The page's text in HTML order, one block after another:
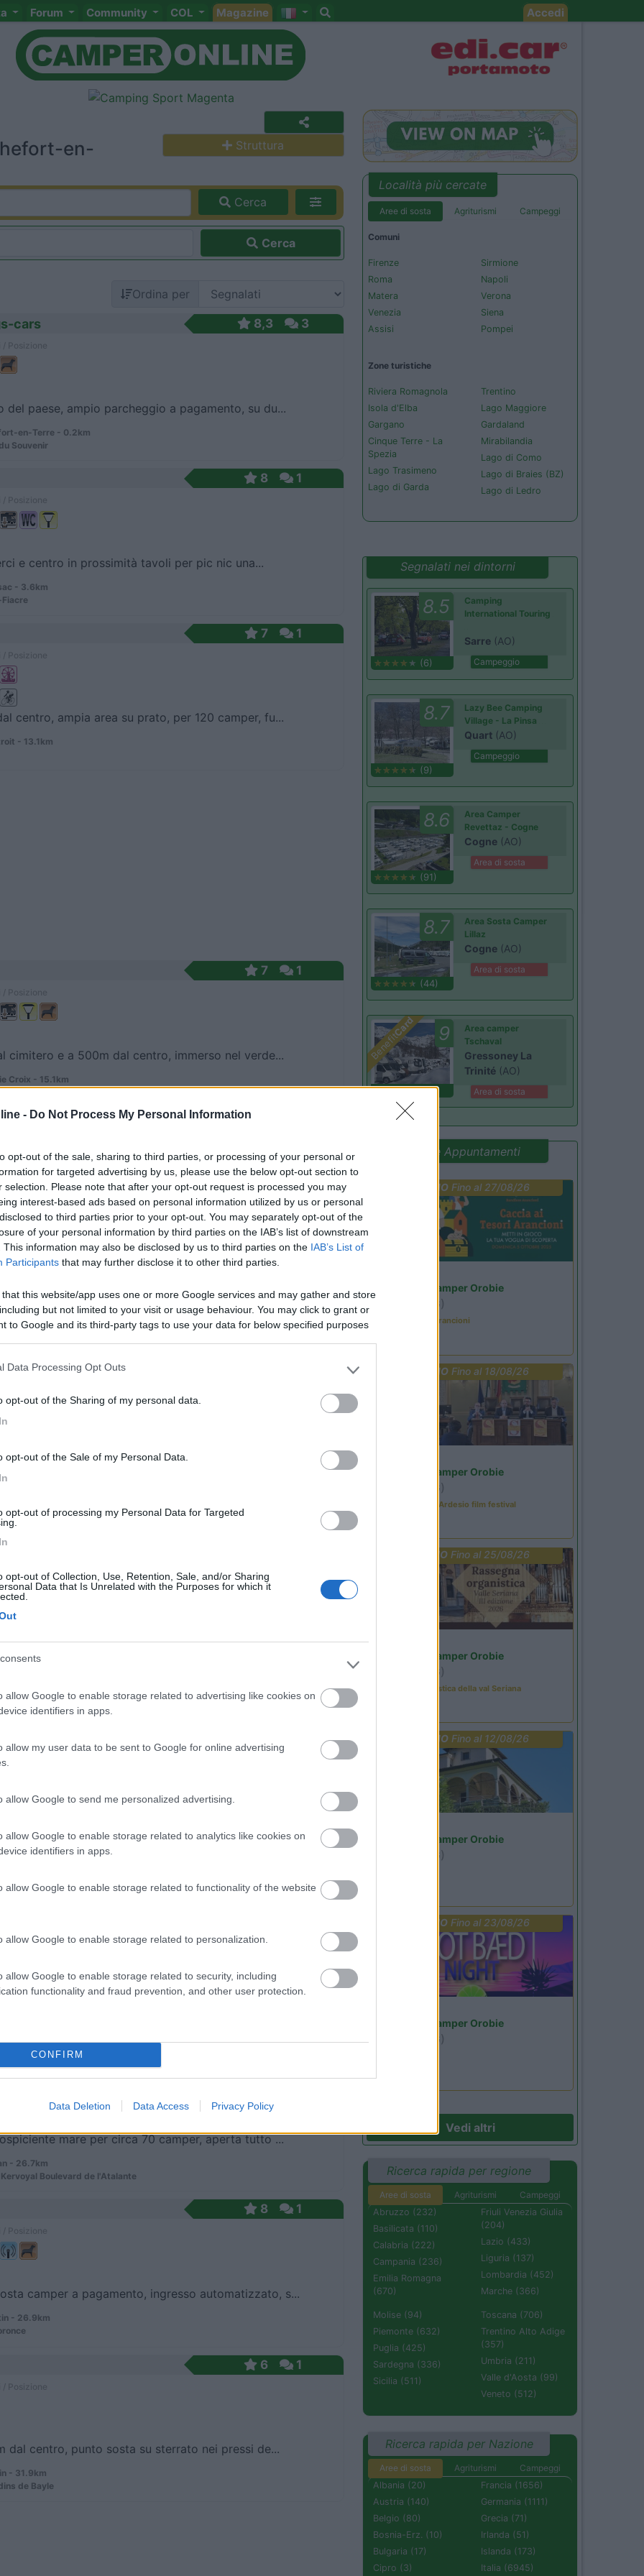
- Do Not Process My Personal Information
opt-out of the sale, sharing to third parties, or processing of your personal or
for targeted advertising by us, please use the below opt-out section to
selection. Please note that after your opt-out request is processed you may
interest-based ads based on personal information utilized by us or personal
to third parties prior to your opt-out. You may separately opt-out of the
of your personal information by third parties on the IAB’s list of downstream
This information may also be disclosed by us to third parties on the IAB’s List of
Participants that may further disclose it to other third parties.
that this website/app uses one or more Google services and may gather and store
but not limited to your visit or usage behaviour. You may click to grant or
to Google and its third-party tags to use your data for below specified purposes
Data Processing Opt Outs
opt-out of the Sharing of my personal data.
opt-out of the Sale of my Personal Data.
opt-out of processing my Personal Data for Targeted
opt-out of Collection, Use, Retention, Sale, and/or Sharing
Data that Is Unrelated with the Purposes for which it
allow Google to enable storage related to advertising like cookies on
identifiers in apps.
allow my user data to be sent to Google for online advertising
allow Google to send me personalized advertising.
allow Google to enable storage related to analytics like cookies on
identifiers in apps.
allow Google to enable storage related to functionality of the website
allow Google to enable storage related to personalization.
allow Google to enable storage related to security, including
functionality and fraud prevention, and other user protection.
CONFIRM
Data Deletion Data Access Privacy Policy
Forum Community COL Magazine Accedi
en-
Struttura
Cerca
Cerca
Ordina per
cars 8,3 3
del paese, ampio parcheggio a pagamento, su du...
en-Terre - 0.2km
Souvenir
8 1
e centro in prossimità tavoli per pic nic una...
- 3.6km
7 1
centro, ampia area su prato, per 120 camper, fu...
- 13.1km
7 1
cimitero e a 500m dal centro, immerso nel verde...
Croix - 15.1km
Blé
a 400 mt 6 piazzole
16.2km
Pont
Posizione
parking non lontano dal centro, parco giochi
la salle des fêtes
Posizione
commerci e al centro, una decina di posti su as...
19.4km
6
Posizione
Bernard - 20.4km
Antoine
7,5
Posizione
commerciale vicino, servizi molto funzionali, la p...
- 24.1km
dal centro, punto di carico e scarico.
Posizione
mare per circa 70 camper, aperta tutto ...
- 26.7km
Boulevard de l'Atalante
8 1
camper a pagamento, ingresso automatizzato, s...
- 26.9km
6 1
dal centro, punto sosta su sterrato nei pressi de...
- 31.9km
de Bayle
Località più cercate
Aree di sosta Agriturismi Campeggi
Comuni
Firenze
Roma
Matera
Venezia
Assisi
Sirmione
Napoli
Verona
Siena
Pompei
Zone turistiche
Riviera Romagnola
Isola d'Elba
Gargano
Cinque Terre - La
Spezia
Lago Trasimeno
Lago di Garda
Trentino
Lago Maggiore
Gardaland
Mirabilandia
Lago di Como
Lago di Braies (BZ)
Lago di Ledro
Segnalati nei dintorni
8.5
(6)
Camping
International Touring
Sarre (AO)
Campeggio
8.7
(9)
Lazy Bee Camping
Village - La Pinsa
Quart (AO)
Campeggio
8.6
(91)
Area Camper
Revettaz - Cogne
Cogne (AO)
Area di sosta
8.7
(44)
Area Sosta Camper
Lillaz
Cogne (AO)
Area di sosta
Benefit
Card 9
(54)
Area camper
Tschaval
Gressoney La
Trinité (AO)
Area di sosta
Promo e Appuntamenti
PROMOFino al 27/08/26
Area Sosta Camper Orobie
(BG)
Caccia ai tesori arancioni
PROMO Fino al 18/08/26
Area Sosta Camper Orobie
(BG)
Sacrae Scenae - Ardesio film festival
PROMO Fino al 25/08/26
Area Sosta Camper Orobie
(BG)
Rassegna organistica della val Seriana
PROMO Fino al 12/08/26
Area Sosta Camper Orobie
(BG)
PROMO Fino al 23/08/26
Area Sosta Camper Orobie
(BG)
Vedi altri
Ricerca rapida per regione
Aree di sosta Agriturismi
Campeggi
Abruzzo (232)
Basilicata (110)
Calabria (222)
Campania (236)
Emilia Romagna
(670)
Friuli Venezia Giulia
(204)
Lazio (433)
Liguria (137)
Lombardia (452)
Marche (366)
Molise (94)
Piemonte (632)
Puglia (425)
Sardegna (336)
Sicilia (511)
Toscana (706)
Trentino Alto Adige
(357)
Umbria (211)
Valle d'Aosta (99)
Veneto (512)
Ricerca rapida per Nazione
Aree di sosta Agriturismi
Campeggi
Albania (20)
Austria (140)
Belgio (80)
Bosnia-Erz. (10)
Bulgaria (17)
Cipro (3)
Francia (1656)
Germania (1111)
Grecia (71)
Irlanda (51)
Islanda (173)
Italia (6945)